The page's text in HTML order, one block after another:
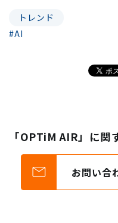
トレンド
#AI
「OPTiM AIR」に関
お問い合